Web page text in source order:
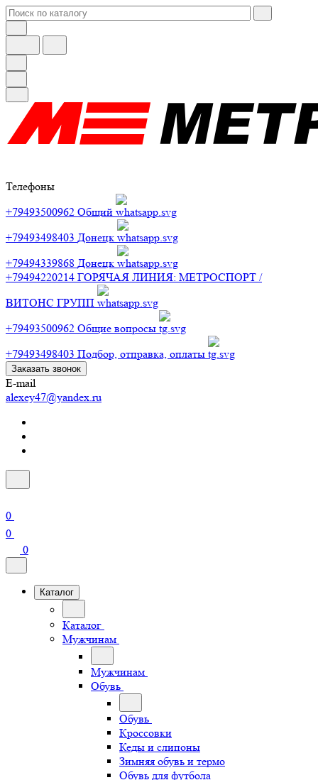
Телефоны
+79493500962 Общий
+79493498403 Донецк
+79494339868 Донецк
+79494220214 ГОРЯЧАЯ ЛИНИЯ: МЕТРОСПОРТ /
ВИТОНС ГРУПП
+79493500962 Общие вопросы
+79493498403 Подбор, отправка, оплаты
Заказать звонок
E-mail
alexey47@yandex.ru
0
0
0
Каталог
Каталог
Мужчинам
Мужчинам
Обувь
Обувь
Кроссовки
Кеды и слипоны
Зимняя обувь и термо
Обувь для футбола